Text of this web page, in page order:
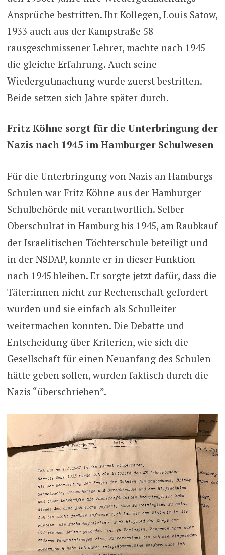
Ansprüche bestritten. Ihr Kollegen, Louis Satow,
1933 auch aus der Kampstraße 58
rausgeschmissener Lehrer, machte nach 1945
die gleiche Erfahrung. Auch seine
Wiedergutmachung wurde zuerst bestritten.
Beide setzen sich Jahre später durch.
Fritz Köhne sorgt für die Unterbringung der
Nazis nach 1945 im Hamburger Schulwesen
Für die Unterbringung von Nazis an Hamburgs
Schulen war Fritz Köhne aus der Hamburger
Schulbehörde mit verantwortlich. Selber
Oberschulrat in Hamburg bis 1945, am Raubkauf
der Israelitischen Töchterschule beteiligt und
in der NSDAP, konnte er in dieser Funktion
nach 1945 bleiben. Er sorgte jetzt dafür, dass die
Täter:innen nicht zur Rechenschaft gefordert
wurden und sie einfach als Schulleiter
weitermachen konnten. Die Debatte und
Entscheidung über Kriterien, wie sich die
Gesellschaft für einen Neuanfang des Schulen
hätte geben sollen, wurden faktisch durch die
Nazis “überschrieben”.